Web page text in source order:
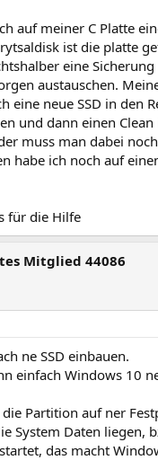
auf meiner C Platte
ist die platte
eine
austauschen.
eine neue SSD in den
und dann einen
muss man dabei
habe ich noch auf
für die Hilfe
Mitglied 44086
ne SSD einbauen.
einfach Windows 10
Partition auf ner
System Daten liegen,
das macht